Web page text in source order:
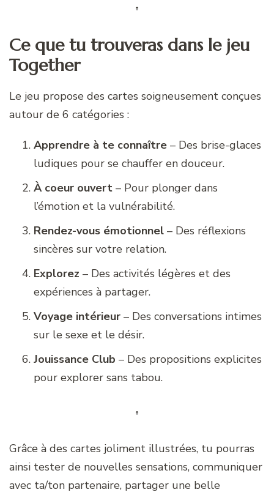
Ce que tu trouveras dans le jeu
Together
Le jeu propose des cartes soigneusement conçues
autour de 6 catégories :
Apprendre à te connaître – Des brise-glaces
ludiques pour se chauffer en douceur.
À coeur ouvert – Pour plonger dans
l’émotion et la vulnérabilité.
Rendez-vous émotionnel – Des réflexions
sincères sur votre relation.
Explorez – Des activités légères et des
expériences à partager.
Voyage intérieur – Des conversations intimes
sur le sexe et le désir.
Jouissance Club – Des propositions explicites
pour explorer sans tabou.
Grâce à des cartes joliment illustrées, tu pourras
ainsi tester de nouvelles sensations, communiquer
avec ta/ton partenaire, partager une belle